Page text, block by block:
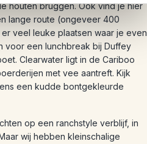
houten bruggen. Ook vind je hier
lange route (ongeveer 400
veel leuke plaatsen waar je even
voor een lunchbreak bij Duffey
Clearwater ligt in de Cariboo
met vee aantreft. Kijk
een kudde bontgekleurde
op een ranchstyle verblijf, in
wij hebben kleinschalige